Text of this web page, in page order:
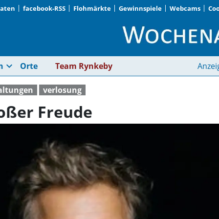
facebook-RSS Flohmärkte Gewinnspiele Webcams
Schonungslos mit
expand_more Orte Team Rynkeby
verlosung
Freude